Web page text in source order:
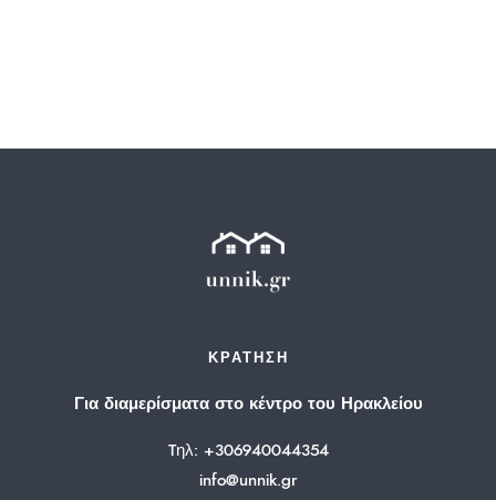
ΚΡΆΤΗΣΗ
Για διαμερίσματα στο κέντρο του Ηρακλείου
Tηλ: +306940044354
info@unnik.gr